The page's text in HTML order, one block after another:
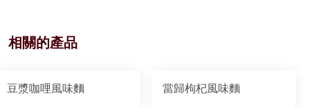
相關的產品
豆漿咖哩風味麵 當歸枸杞風味麵